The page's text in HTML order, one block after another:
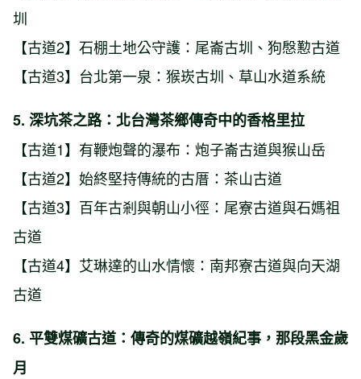
圳
【古道2】石棚土地公守護：尾崙古圳、狗慇懃古道
【古道3】台北第一泉：猴崁古圳、草山水道系統
5. 深坑茶之路：北台灣茶鄉傳奇中的香格里拉
【古道1】有鞭炮聲的瀑布：炮子崙古道與猴山岳
【古道2】始終堅持傳統的古厝：茶山古道
【古道3】百年古剎與朝山小徑：尾寮古道與石媽祖
古道
【古道4】艾琳達的山水情懷：南邦寮古道與向天湖
古道
6. 平雙煤礦古道：傳奇的煤礦越嶺紀事，那段黑金歲
月